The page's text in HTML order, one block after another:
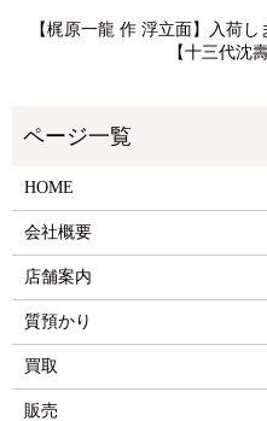
【梶原一龍 作 浮立面】入荷し
【十三代沈
HOME
会社概要
店舗案内
質預かり
買取
販売